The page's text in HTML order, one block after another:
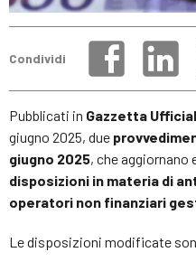
Condividi
Pubblicati in Gazzetta
giugno 2025, due
giugno 2025, che
disposizioni in materia di
operatori non finanziari
Le disposizioni modificate